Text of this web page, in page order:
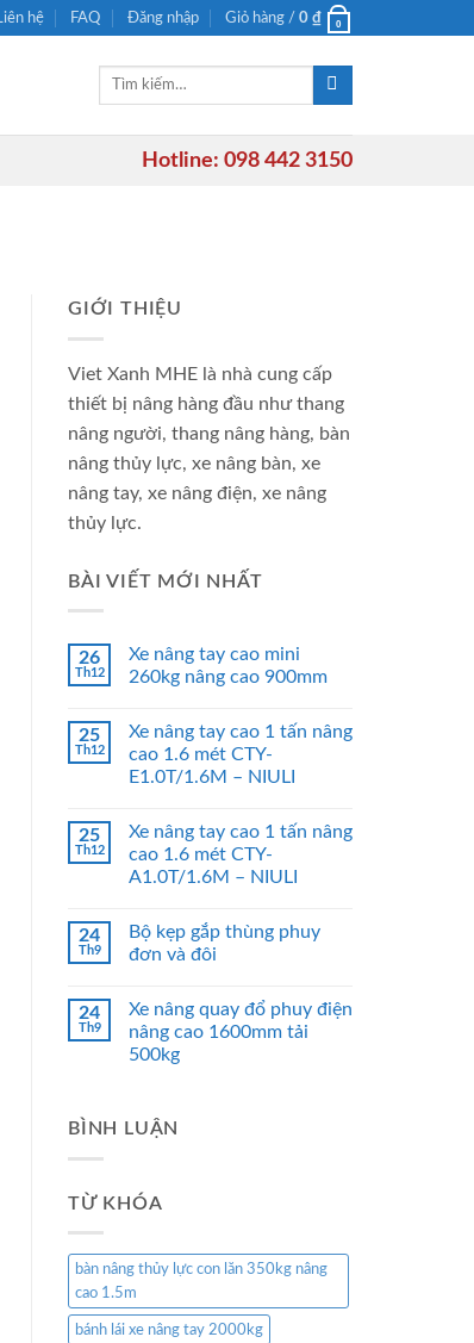
Liên hệ FAQ Đăng nhập Giỏ hàng / 0 ₫ 0
Tìm
Hotline: 098 442 3150
GIỚI THIỆU
Viet Xanh MHE là nhà cung cấp
thiết bị nâng hàng đầu như thang
nâng người, thang nâng hàng, bàn
nâng thủy lực, xe nâng bàn, xe
nâng tay, xe nâng điện, xe nâng
thủy lực.
BÀI VIẾT MỚI NHẤT
26
Th12
Xe nâng tay cao mini
260kg nâng cao 900mm
25
Th12
Xe nâng tay cao 1 tấn nâng
cao 1.6 mét CTY-
E1.0T/1.6M – NIULI
25
Th12
Xe nâng tay cao 1 tấn nâng
cao 1.6 mét CTY-
A1.0T/1.6M – NIULI
24
Th9
Bộ kẹp gắp thùng phuy
đơn và đôi
24
Th9
Xe nâng quay đổ phuy điện
nâng cao 1600mm tải
500kg
BÌNH LUẬN
TỪ KHÓA
bàn nâng thủy lực con lăn 350kg nâng
cao 1.5m
bánh lái xe nâng tay 2000kg